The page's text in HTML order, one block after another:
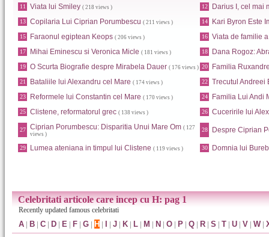
11 Viata lui Smiley ( 218 views ) 12 Darius I, cel mai
13 Copilaria Lui Ciprian Porumbescu ( 211 views ) 14 Kari Byron Este
15 Faraonul egiptean Keops ( 206 views ) 16 Viata de familie
17 Mihai Eminescu si Veronica Micle ( 181 views ) 18 Dana Rogoz:
19 O Scurta Biografie despre Mirabela Dauer ( 176 views ) 20 Familia
21 Bataliile lui Alexandru cel Mare ( 174 views ) 22 Trecutul Andreei
23 Reformele lui Constantin cel Mare ( 170 views ) 24 Familia Lui Andi
25 Clistene, reformatorul grec ( 138 views ) 26 Cuceririle lui
27 Ciprian Porumbescu: Disparitia Unui Mare Om ( 127
views )
28 Despre Ciprian
29 Lumea ateniana in timpul lui Clistene ( 119 views ) 30 Domnia lui
Celebritati articole care incep cu H: pag 1
Recently updated famous celebritati
A | B | C | D | E | F | G | H | | J | K | L | M | N | O | P | Q | R | S | T | U | V | W|